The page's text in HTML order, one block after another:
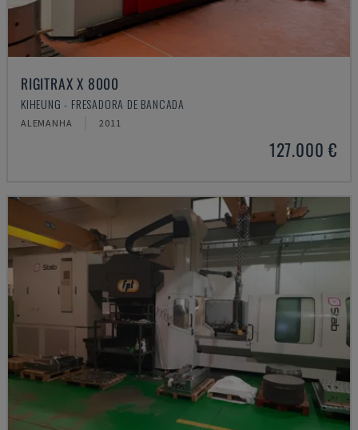
RIGITRAX X 8000
KIHEUNG - FRESADORA DE BANCADA
ALEMANHA 2011
127.000 €